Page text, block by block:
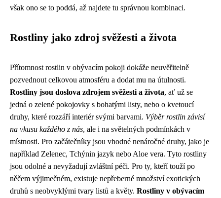
však ono se to poddá, až najdete tu správnou kombinaci.
Rostliny jako zdroj svěžesti a života
Přítomnost rostlin v obývacím pokoji dokáže neuvěřitelně
pozvednout celkovou atmosféru a dodat mu na útulnosti.
Rostliny jsou doslova zdrojem svěžesti a života, ať už se
jedná o zelené pokojovky s bohatými listy, nebo o kvetoucí
druhy, které rozzáří interiér svými barvami. Výběr rostlin závisí
na vkusu každého z nás, ale i na světelných podmínkách v
místnosti. Pro začátečníky jsou vhodné nenáročné druhy, jako je
například Zelenec, Tchýnin jazyk nebo Aloe vera. Tyto rostliny
jsou odolné a nevyžadují zvláštní péči. Pro ty, kteří touží po
něčem výjimečném, existuje nepřeberné množství exotických
druhů s neobvyklými tvary listů a květy. Rostliny v obývacím